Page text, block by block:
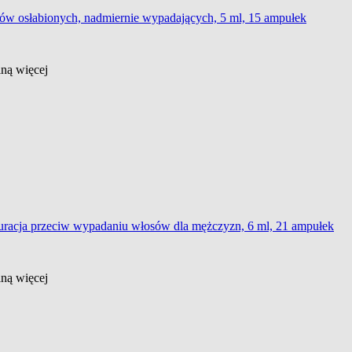
osłabionych, nadmiernie wypadających, 5 ml, 15 ampułek
więcej
przeciw wypadaniu włosów dla mężczyzn, 6 ml, 21 ampułek
więcej